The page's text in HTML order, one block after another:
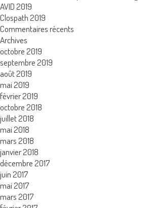
/ ADIAMAG™
AVID 2019
Clospath 2019
Commentaires récents
Archives
octobre 2019
septembre 2019
août 2019
mai 2019
février 2019
octobre 2018
juillet 2018
mai 2018
mars 2018
janvier 2018
décembre 2017
juin 2017
mai 2017
mars 2017
Mot de passe oublié ?